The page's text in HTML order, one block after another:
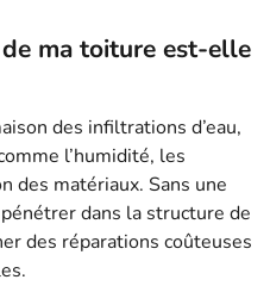
ma toiture est-elle
des infiltrations d’eau,
l’humidité, les
des matériaux. Sans une
dans la structure de
des réparations coûteuses